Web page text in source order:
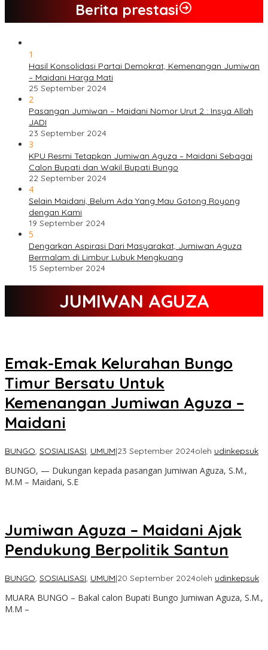
Berita prestasi
1
Hasil Konsolidasi Partai Demokrat, Kemenangan Jumiwan
– Maidani Harga Mati
25 September 2024
2
Pasangan Jumiwan – Maidani Nomor Urut 2 : Insya Allah
JADI
23 September 2024
3
KPU Resmi Tetapkan Jumiwan Aguza – Maidani Sebagai
Calon Bupati dan Wakil Bupati Bungo
22 September 2024
4
Selain Maidani, Belum Ada Yang Mau Gotong Royong
dengan Kami
19 September 2024
5
Dengarkan Aspirasi Dari Masyarakat, Jumiwan Aguza
Bermalam di Limbur Lubuk Mengkuang
15 September 2024
JUMIWAN AGUZA
Emak-Emak Kelurahan Bungo
Timur Bersatu Untuk
Kemenangan Jumiwan Aguza –
Maidani
BUNGO, SOSIALISASI, UMUM|23 September 2024oleh udinkepsuk
BUNGO, — Dukungan kepada pasangan Jumiwan Aguza, S.M.,
M.M – Maidani, S.E
Jumiwan Aguza – Maidani Ajak
Pendukung Berpolitik Santun
BUNGO, SOSIALISASI, UMUM|20 September 2024oleh udinkepsuk
MUARA BUNGO – Bakal calon Bupati Bungo Jumiwan Aguza, S.M.,
M.M –